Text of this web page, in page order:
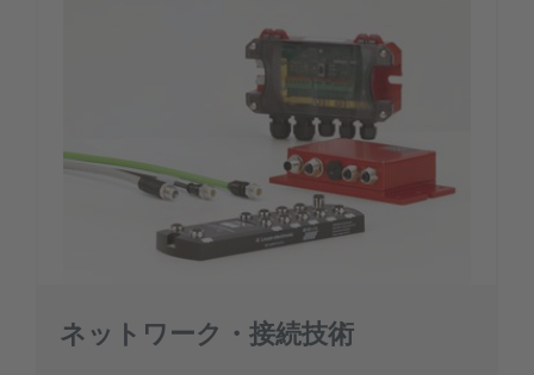
ネットワーク・接続技術